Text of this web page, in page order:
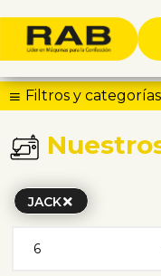
Filtros y categorías
JACK